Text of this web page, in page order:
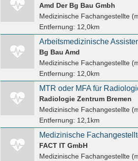
Amd Der Bg Bau Gmbh
Medizinische Fachangestellte
Entfernung: 12,0km
Bg Bau Amd
Medizinische Fachangestellte
Entfernung: 12,0km
Radiologie Zentrum Bremen
Medizinische Fachangestellte
Entfernung: 12,1km
FACT IT GmbH
Medizinische Fachangestellte